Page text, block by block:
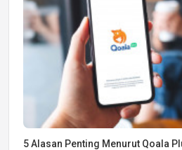
5 Alasan Penting Menurut Qoala